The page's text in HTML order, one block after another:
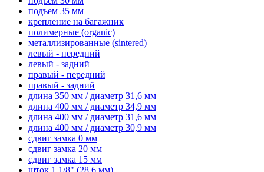
подъем 35 мм
крепление на багажник
полимерные (organic)
металлизированные (sintered)
левый - передний
левый - задний
правый - передний
правый - задний
длина 350 мм / диаметр 31,6 мм
длина 400 мм / диаметр 34,9 мм
длина 400 мм / диаметр 31,6 мм
длина 400 мм / диаметр 30,9 мм
сдвиг замка 0 мм
сдвиг замка 20 мм
сдвиг замка 15 мм